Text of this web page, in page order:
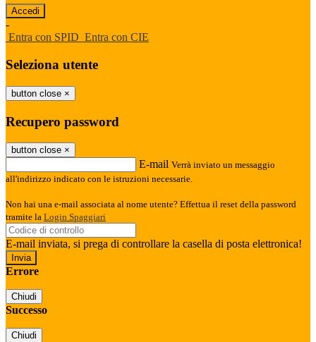
-
Entra con SPID Entra con CIE
Seleziona utente
button close ×
Recupero password
button close ×
E-mail Verrà inviato un messaggio
all'indirizzo indicato con le istruzioni necessarie.
Non hai una e-mail associata al nome utente? Effettua il reset della password
tramite la Login Spaggiari
E-mail inviata, si prega di controllare la casella di posta elettronica!
Errore
Chiudi
Successo
Chiudi